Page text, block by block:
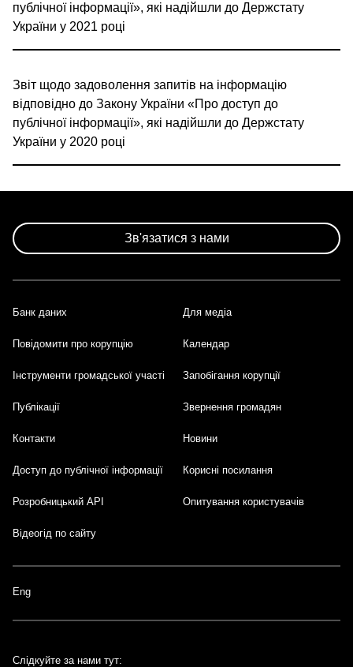
публічної інформації», які надійшли до Держстату
України у 2021 році
Звіт щодо задоволення запитів на інформацію
відповідно до Закону України «Про доступ до
публічної інформації», які надійшли до Держстату
України у 2020 році
Зв'язатися з нами
Footer
Банк даних Для медіа
Повідомити про корупцію Календар
Інструменти громадської участі Запобігання корупції
Публікації Звернення громадян
Контакти Новини
Доступ до публічної інформації Корисні посилання
Розробницький API Опитування користувачів
Відеогід по сайту
Eng
Слідкуйте за нами тут: